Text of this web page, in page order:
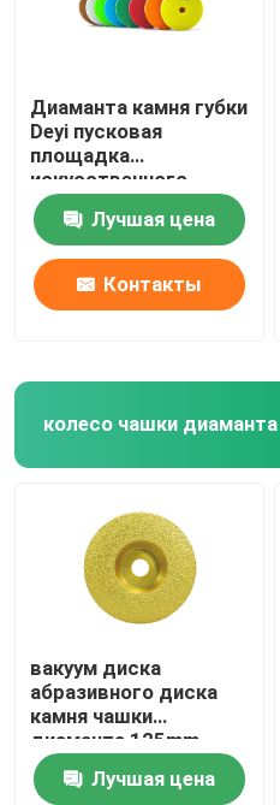
Диаманта камня губки
Deyi пусковая
площадка
искусственного
кафельного полируя
для точильщика
Лучшая цена
Контакты
колесо чашки диаманта
вакуум диска
абразивного диска
камня чашки
диаманта 125mm
180mm 230mm паял
Лучшая цена